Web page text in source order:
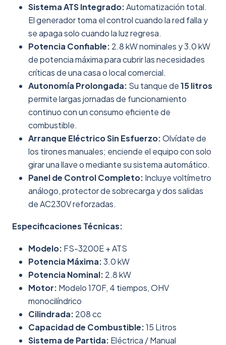
Sistema ATS Integrado:Automatización total.
El generador toma el control cuando la red falla y
se apaga solo cuando la luz regresa.
Potencia Confiable: 2.8 kW nominales y 3.0 kW
de potencia máxima para cubrir las necesidades
críticas de una casa o local comercial.
Autonomía Prolongada: Su tanque de15 litros
permite largas jornadas de funcionamiento
continuo con un consumo eficiente de
combustible.
Arranque Eléctrico Sin Esfuerzo:Olvídate de
los tirones manuales; enciende el equipo con solo
girar una llave o mediante su sistema automático.
Panel de Control Completo: Incluye voltímetro
análogo, protector de sobrecarga y dos salidas
de AC230V reforzadas.
Especificaciones Técnicas:
Modelo: FS-3200E + ATS
Potencia Máxima:3.0 kW
Potencia Nominal: 2.8 kW
Motor: Modelo 170F, 4 tiempos, OHV
monocilíndrico
Cilindrada: 208 cc
Capacidad de Combustible:15 Litros
Sistema de Partida: Eléctrica / Manual